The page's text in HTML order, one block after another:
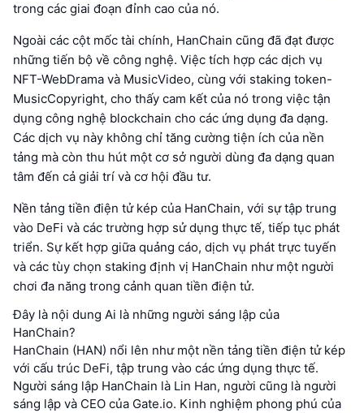
trong các giai đoạn đỉnh cao của nó.
Ngoài các cột mốc tài chính, HanChain cũng đã đạt được
những tiến bộ về công nghệ. Việc tích hợp các dịch vụ
NFT-WebDrama và MusicVideo, cùng với staking token-
MusicCopyright, cho thấy cam kết của nó trong việc tận
dụng công nghệ blockchain cho các ứng dụng đa dạng.
Các dịch vụ này không chỉ tăng cường tiện ích của nền
tảng mà còn thu hút một cơ sở người dùng đa dạng quan
tâm đến cả giải trí và cơ hội đầu tư.
Nền tảng tiền điện tử kép của HanChain, với sự tập trung
vào DeFi và các trường hợp sử dụng thực tế, tiếp tục phát
triển. Sự kết hợp giữa quảng cáo, dịch vụ phát trực tuyến
và các tùy chọn staking định vị HanChain như một người
chơi đa năng trong cảnh quan tiền điện tử.
Đây là nội dung Ai là những người sáng lập của
HanChain?
HanChain (HAN) nổi lên như một nền tảng tiền điện tử kép
với cấu trúc DeFi, tập trung vào các ứng dụng thực tế.
Người sáng lập HanChain là Lin Han, người cũng là người
sáng lập và CEO của Gate.io. Kinh nghiệm phong phú của